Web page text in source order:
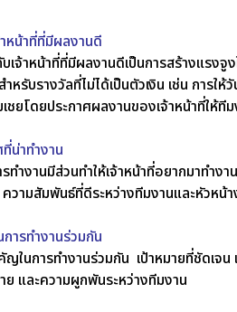
หน้าที่ที่มีผลงานดี
เจ้าหน้าที่ที่มีผลงานดีเป็นการสร้างแร
ำหรับรางวัลที่ไม่ได้เป็นตัวเงิน เช่น การ
ชยโดยประกาศผลงานของเจ้าหน้าที่ให้ที
น่าทำงาน
ทำงานมีส่วนทำให้เจ้าหน้าที่อยากมาทำ
วามสัมพันธ์ที่ดีระหว่างทีมงานและหัวหน้
การทำงานร่วมกัน
ญในการทำงานร่วมกัน เป้าหมายที่ชัดเจ
และความผูกพันระหว่างทีมงาน